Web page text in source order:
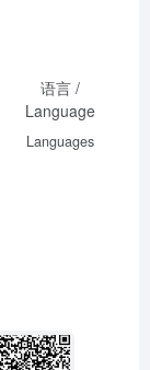
语言 /
Language
Languages